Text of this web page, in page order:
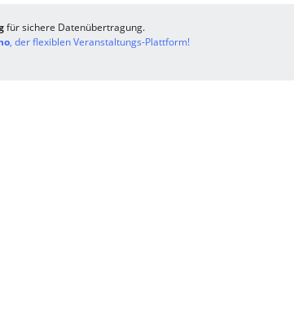
für sichere Datenübertragung.
, der flexiblen Veranstaltungs-Plattform!